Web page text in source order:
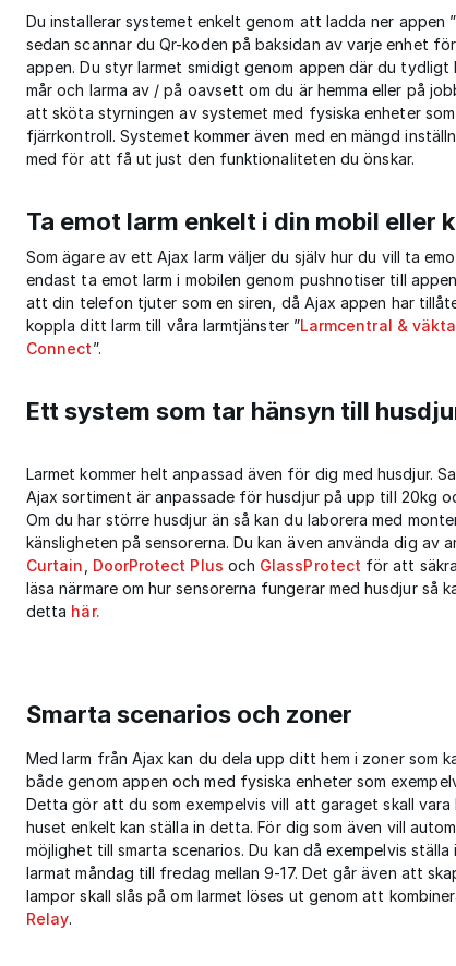
Du installerar systemet enkelt genom att ladda ner appen ”
sedan scannar du Qr-koden på baksidan av varje enhet
appen. Du styr larmet smidigt genom appen där du tydligt
mår och larma av / på oavsett om du är hemma eller på
att sköta styrningen av systemet med fysiska enheter
fjärrkontroll. Systemet kommer även med en mängd
med för att få ut just den funktionaliteten du önskar.
Ta emot larm enkelt i din mobil eller
Som ägare av ett Ajax larm väljer du själv hur du vill ta
endast ta emot larm i mobilen genom pushnotiser till
att din telefon tjuter som en siren, då Ajax appen har
koppla ditt larm till våra larmtjänster ”Larmcentral &
Connect”.
Ett system som tar hänsyn till
Larmet kommer helt anpassad även för dig med husdjur.
Ajax sortiment är anpassade för husdjur på upp till 20kg
Om du har större husdjur än så kan du laborera med
känsligheten på sensorerna. Du kan även använda dig av
Curtain
DoorProtect Plus och GlassProtect för att
läsa närmare om hur sensorerna fungerar med husdjur så
detta här.
Smarta scenarios och zoner
Med larm från Ajax kan du dela upp ditt hem i zoner som
både genom appen och med fysiska enheter som
Detta gör att du som exempelvis vill att garaget skall vara
huset enkelt kan ställa in detta. För dig som även vill
möjlighet till smarta scenarios. Du kan då exempelvis
larmat måndag till fredag mellan 9-17. Det går även att
lampor skall slås på om larmet löses ut genom att
Relay.